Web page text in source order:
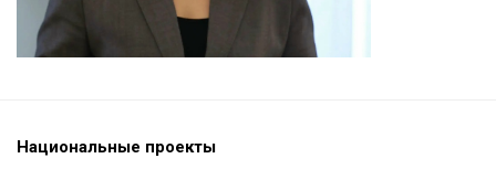
Национальные проекты